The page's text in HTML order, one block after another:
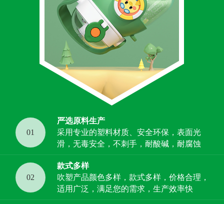
01
严选原料生产
采用专业的塑料材质、安全环保，表面光
滑，无毒安全，不刺手，耐酸碱，耐腐蚀
02
款式多样
吹塑产品颜色多样，款式多样，价格合理，
适用广泛，满足您的需求，生产效率快